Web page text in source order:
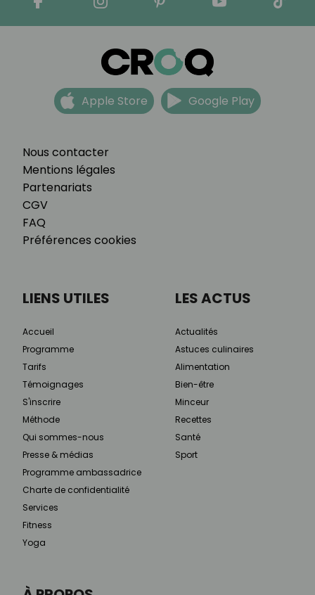
Nous contacter
Mentions légales
Partenariats
CGV
FAQ
Préférences cookies
Apple Store Google Play
LIENS UTILES
Accueil
Programme
Tarifs
Témoignages
S'inscrire
Méthode
Qui sommes-nous
Presse & médias
Programme ambassadrice
Charte de confidentialité
Services
Fitness
Yoga
LES ACTUS
Actualités
Astuces culinaires
Alimentation
Bien-être
Minceur
Recettes
Santé
Sport